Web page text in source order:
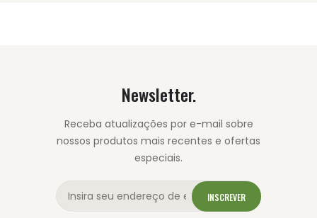
Newsletter.
Receba atualizações por e-mail sobre
nossos produtos mais recentes e ofertas
especiais.
INSCREVER